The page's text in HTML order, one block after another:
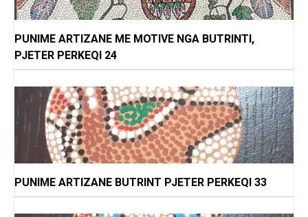
PUNIME ARTIZANE ME MOTIVE NGA BUTRINTI,
PJETER PERKEQI 24
PUNIME ARTIZANE BUTRINT PJETER PERKEQI 33